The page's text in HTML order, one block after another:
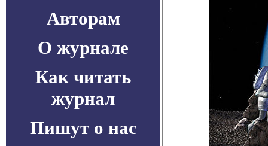
Авторам
О журнале
Как читать
журнал
Пишут о нас